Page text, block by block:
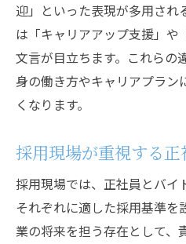
迎」といった表現が多用され
は「キャリアアップ支援」や
文言が目立ちます。これらの
身の働き方やキャリアプラン
くなります。
採用現場が重視する
採用現場では、正社員とバイ
それぞれに適した採用基準を
業の将来を担う存在として、